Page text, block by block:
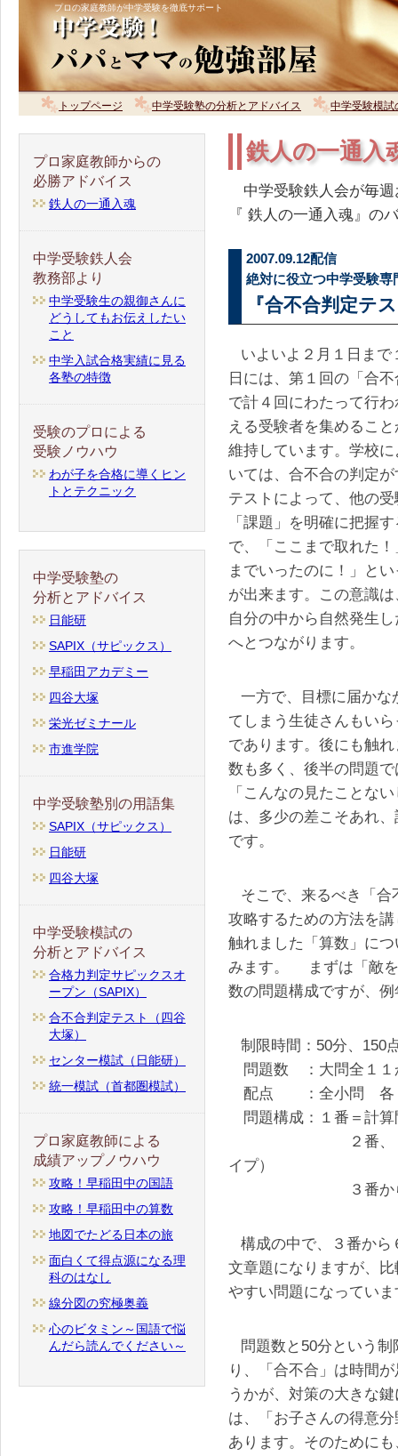
プロの家庭教師が中学受験を徹底サポート
トップページ 中学受験塾の分析とアドバイス 中学受験模試
鉄人の一通入
中学受験鉄人会が毎週
『 鉄人の一通入魂』の
2007.09.12配信
絶対に役立つ中学受験
『合不合判定テ
いよいよ２月１日ま
日には、第１回の「合
で計４回にわたって行
える受験者を集めるこ
維持しています。学校
いては、合不合の判定
テストによって、他の
「課題」を明確に把握
で、「ここまで取れた
までいったのに！」と
が出来ます。この意識
自分の中から自然発生
へとつながります。
一方で、目標に届か
てしまう生徒さんもい
であります。後にも触
数も多く、後半の問題
「こんなの見たことな
は、多少の差こそあれ
です。
そこで、来るべき「
攻略するための方法を
触れました「算数」に
みます。 まずは「敵を
数の問題構成ですが、
制限時間：50分、150
問題数 ：大問全１１
配点 ：全小問 各５
問題構成：１番＝計算
２番、７番＝総
イプ）
３番から６番、
構成の中で、３番か
文章題になりますが、
やすい問題になっていま
問題数と50分という
り、「合不合」は時間
うかが、対策の大きな
は、「お子さんの得意
あります。そのために
プロ家庭教師からの
必勝アドバイス
鉄人の一通入魂
中学受験鉄人会
教務部より
中学受験生の親御さんに
どうしてもお伝えしたい
こと
中学入試合格実績に見る
各塾の特徴
受験のプロによる
受験ノウハウ
わが子を合格に導くヒン
トとテクニック
中学受験塾の
分析とアドバイス
日能研
SAPIX（サピックス）
早稲田アカデミー
四谷大塚
栄光ゼミナール
市進学院
中学受験塾別の用語集
SAPIX（サピックス）
日能研
四谷大塚
中学受験模試の
分析とアドバイス
合格力判定サピックスオ
ープン（SAPIX）
合不合判定テスト（四谷
大塚）
センター模試（日能研）
統一模試（首都圏模試）
プロ家庭教師による
成績アップノウハウ
攻略！早稲田中の国語
攻略！早稲田中の算数
地図でたどる日本の旅
面白くて得点源になる理
科のはなし
線分図の究極奥義
心のビタミン～国語で悩
んだら読んでください～